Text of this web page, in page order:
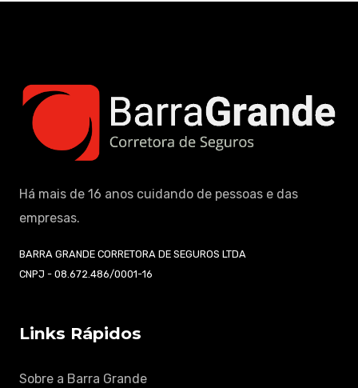
Há mais de 16 anos cuidando de pessoas e das
empresas.
BARRA GRANDE CORRETORA DE SEGUROS LTDA
CNPJ - 08.672.486/0001-16
Links Rápidos
Sobre a Barra Grande